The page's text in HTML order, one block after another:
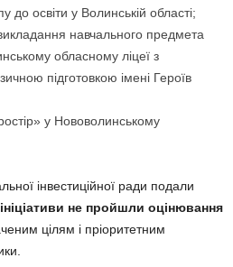
до освіти у Волинській області;
навчального предмета
обласному ліцеї з
підготовкою імені Героїв
у Нововолинському
інвестиційної ради подали
не пройшли оцінювання
цілям і пріоритетним